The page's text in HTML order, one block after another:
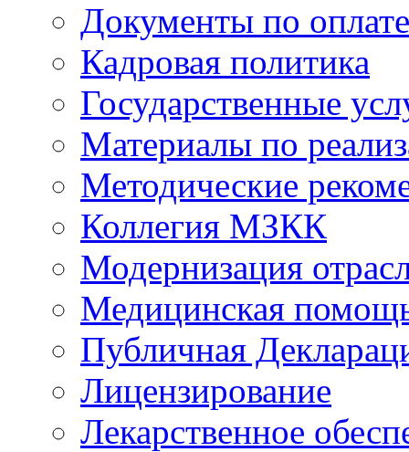
Документы по
Кадровая политика
Государственные
Материалы по
Методические
Коллегия МЗКК
Модернизация
Медицинская
Публичная
Лицензирование
Лекарственное